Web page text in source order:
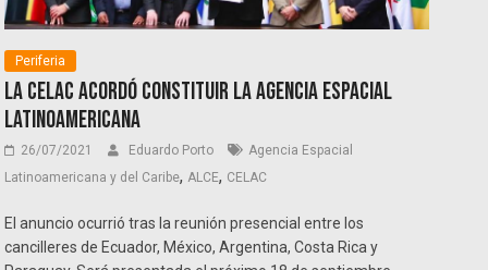
Periferia
La CELAC acordó constituir la Agencia Espacial
Latinoamericana
26/07/2021 Eduardo Porto
Agencia Espacial
Latinoamericana y del Caribe, ALCE, CELAC
El anuncio ocurrió tras la reunión presencial entre los
cancilleres de Ecuador, México, Argentina, Costa Rica y